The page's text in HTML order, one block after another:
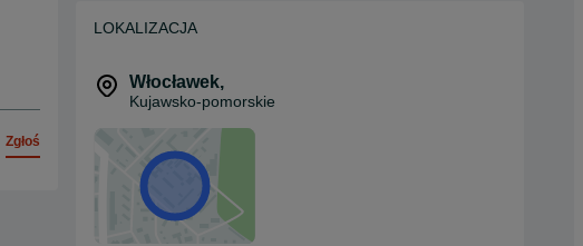
Zgłoś
LOKALIZACJA
Włocławek,
Kujawsko-pomorskie